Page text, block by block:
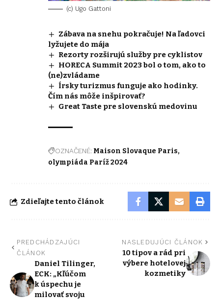
(c) Ugo Gattoni
Zábava na snehu pokračuje! Na ľadovci
lyžujete do mája
Rezorty rozširujú služby pre cyklistov
HORECA Summit 2023 bol o tom, ako to
(ne)zvládame
Írsky turizmus funguje ako hodinky.
Čím nás môže inšpirovať?
Great Taste pre slovenskú medovinu
OZNAČENÉ: Maison Slovaque Paris
olympiáda Paríž 2024
Zdieľajte tento článok
PREDCHÁDZAJÚCI
ČLÁNOK
Daniel Tilinger,
ECK: „Kľúčom
k úspechu je
milovať svoju
NASLEDUJÚCI ČLÁNOK
10 tipov a rád pri
výbere hotelovej
kozmetiky